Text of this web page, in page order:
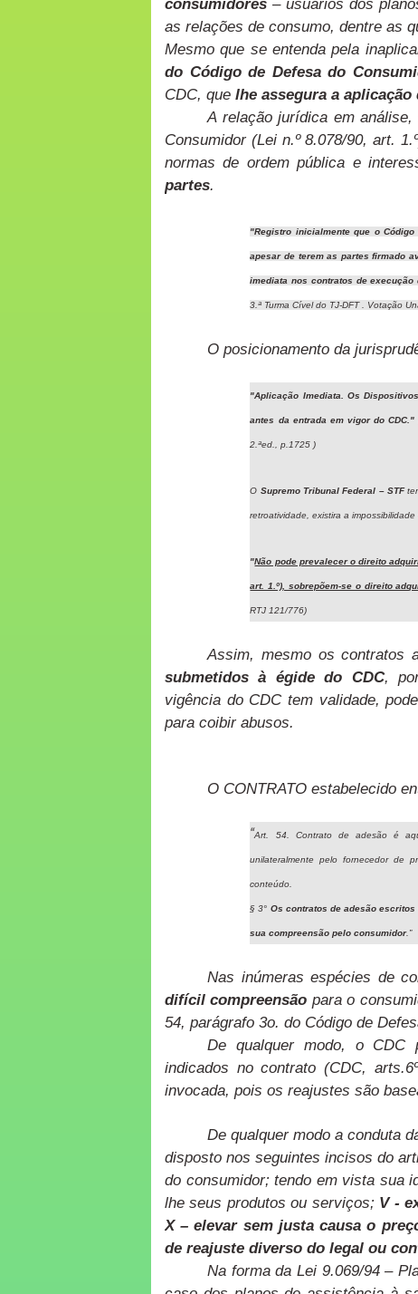
as relações de consumo, dentre as
Mesmo que se entenda pela
do Código de Defesa do
CDC, que lhe assegura a
A relação jurídica em
Consumidor (Lei n.º 8.078/90, art.
normas de ordem pública e
partes.
"Registro inicialmente que o
apesar de terem as partes firmado
imediata nos contratos de
3.ª Turma Cível do TJ-DFT . Votação
O posicionamento da
"Aplicação Imediata. Os
antes da entrada em vigor do CDC."
2.ªed., p.1725 )
O Supremo Tribunal Federal – STF
retroatividade, existira a
"Não pode prevalecer o direito
art. 1.º), sobrepõem-se o direito
RTJ 121/776)
Assim, mesmo os contratos
submetidos à égide do CDC,
vigência do CDC tem validade,
para coibir abusos.
O CONTRATO estabelecido
“Art. 54. Contrato de adesão é
unilateralmente pelo fornecedor de
conteúdo.
§ 3° Os contratos de adesão
sua compreensão pelo consumidor
Nas inúmeras espécies de
difícil compreensão para o
54, parágrafo 3o. do Código de
De qualquer modo, o CDC
indicados no contrato (CDC,
invocada, pois os reajustes são
De qualquer modo a conduta
disposto nos seguintes incisos do
do consumidor; tendo em vista sua
lhe seus produtos ou serviços; V -
X – elevar sem justa causa o
de reajuste diverso do legal ou
Na forma da Lei 9.069/94 –